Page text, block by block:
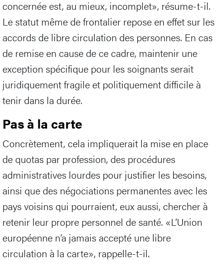
concernée est, au mieux, incomplet», résume-t-il.
Le statut même de frontalier repose en effet sur les
accords de libre circulation des personnes. En cas
de remise en cause de ce cadre, maintenir une
exception spécifique pour les soignants serait
juridiquement fragile et politiquement difficile à
tenir dans la durée.
Pas à la carte
Concrètement, cela impliquerait la mise en place
de quotas par profession, des procédures
administratives lourdes pour justifier les besoins,
ainsi que des négociations permanentes avec les
pays voisins qui pourraient, eux aussi, chercher à
retenir leur propre personnel de santé. «L’Union
européenne n’a jamais accepté une libre
circulation à la carte», rappelle-t-il.